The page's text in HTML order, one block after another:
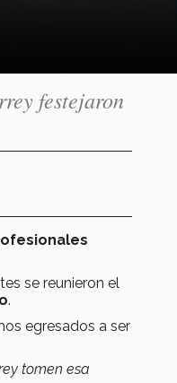
festejaron
se reunieron el
.
egresados a ser
tomen esa